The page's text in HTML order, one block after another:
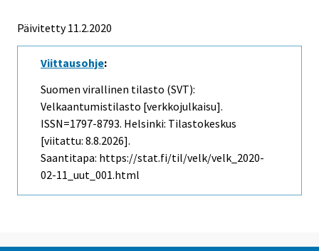
Päivitetty 11.2.2020
Viittausohje:
Suomen virallinen tilasto (SVT):
Velkaantumistilasto [verkkojulkaisu].
ISSN=1797-8793. Helsinki: Tilastokeskus
[viitattu: 8.8.2026].
Saantitapa: https://stat.fi/til/velk/velk_2020-
02-11_uut_001.html